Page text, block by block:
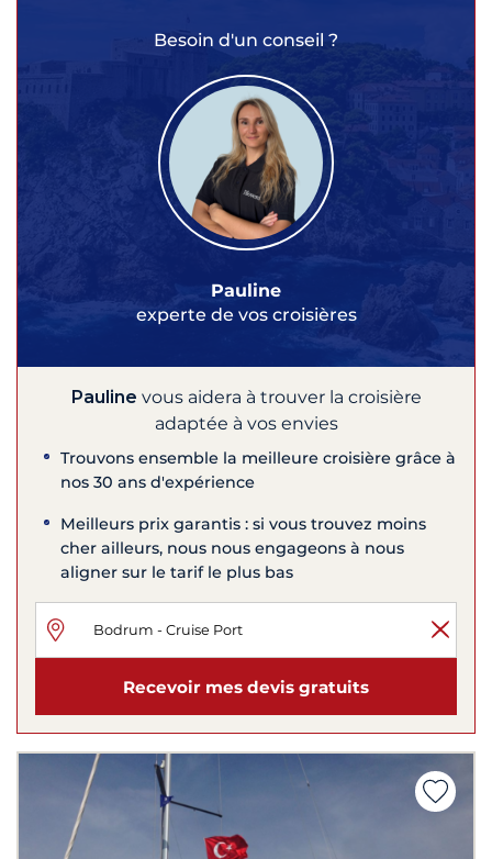
Besoin d'un conseil ?
Pauline
experte de vos croisières
Pauline vous aidera à trouver la croisière
adaptée à vos envies
Trouvons ensemble la meilleure croisière grâce à
nos 30 ans d'expérience
Meilleurs prix garantis : si vous trouvez moins
cher ailleurs, nous nous engageons à nous
aligner sur le tarif le plus bas
Recevoir mes devis gratuits